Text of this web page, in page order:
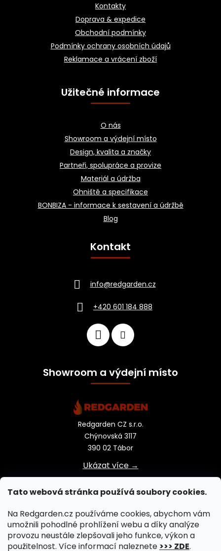
Tato webová stránka používá soubory cookies.
Na Redgarden.cz používáme cookies, abychom vám
umožnili pohodlné prohlížení webu a díky analýze
provozu neustále zlepšovali jeho funkce, výkon a
použitelnost. Více informací naleznete >>> ZDE.
Kontakty
Doprava & expedice
Obchodní podmínky
Podmínky ochrany osobních údajů
Reklamace a vrácení zboží
Užitečné informace
O nás
Showroom a výdejní místo
Design, kvalita a značky
Partneři, spolupráce a provize
Materiál a údržba
Ohniště a specifikace
BONBIZA - informace k sestavení a údržbě
Blog
Kontakt
info@redgarden.cz
+420 601 184 888
Showroom a výdejní místo
Redgarden CZ s.r.o.
Chýnovská 3117
390 02 Tábor
Ukázat více →